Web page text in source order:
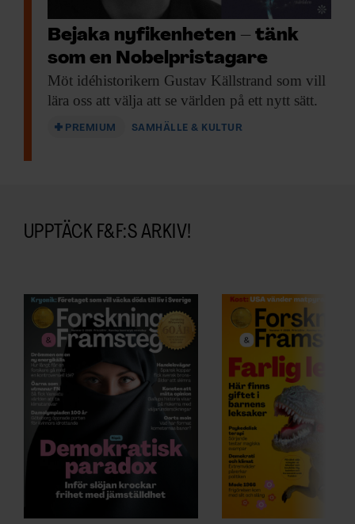
Bejaka nyfikenheten – tänk
som en Nobelpristagare
Möt idéhistorikern Gustav Källstrand som vill
lära oss att välja att se världen på ett nytt sätt.
PREMIUM SAMHÄLLE & KULTUR
UPPTÄCK F&F:S ARKIV!